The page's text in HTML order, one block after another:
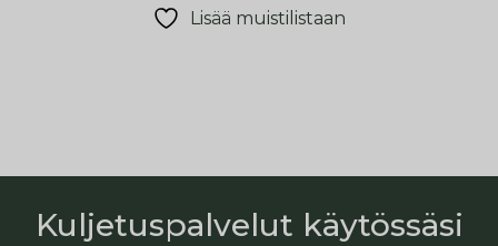
Lisää muistilistaan
Kuljetuspalvelut käytössäsi